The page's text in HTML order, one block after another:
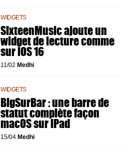
WIDGETS
SixteenMusic ajoute un
widget de lecture comme
sur iOS 16
11/02 Medhi
WIDGETS
BigSurBar : une barre de
statut complète façon
macOS sur iPad
15/04 Medhi